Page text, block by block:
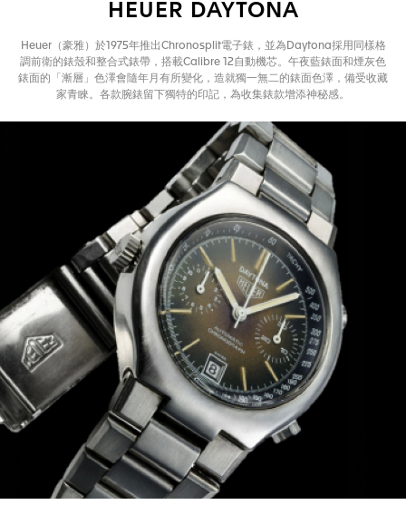
HEUER DAYTONA
Heuer（豪雅）於1975年推出Chronosplit電子錶，並為Daytona採用同樣格
調前衛的錶殼和整合式錶帶，搭載Calibre 12自動機芯。午夜藍錶面和煙灰色
錶面的「漸層」色澤會隨年月有所變化，造就獨一無二的錶面色澤，備受收藏
家青睞。各款腕錶留下獨特的印記，為收集錶款增添神秘感。